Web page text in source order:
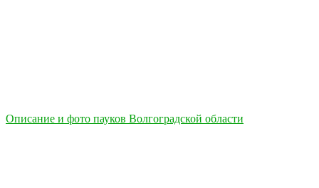
Описание и фото пауков Волгоградской области